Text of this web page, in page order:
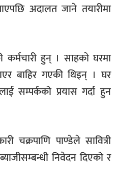
अदालत जाने तयारीमा
हुन् । साहको घरमा
बाहिर गएकी थिइन् । घर
सम्पर्कको प्रयास गर्दा हुन
चक्रपाणि पाण्डेले सावित्री
निवेदन दिएको र